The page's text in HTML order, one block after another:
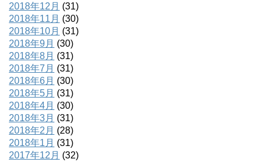
2018年12月 (31)
2018年11月 (30)
2018年10月 (31)
2018年9月 (30)
2018年8月 (31)
2018年7月 (31)
2018年6月 (30)
2018年5月 (31)
2018年4月 (30)
2018年3月 (31)
2018年2月 (28)
2018年1月 (31)
2017年12月 (32)